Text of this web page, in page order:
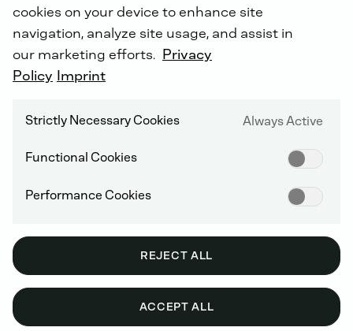
NAKUPUJTE ORIGINÁLNÍ NÁHRADNÍ DÍLY
DEUTZ ONLINE
ZAREGISTRUJTE SE A NAKUPUJTE HNED TEĎ
cookies on your device to enhance site
navigation, analyze site usage, and assist in
our marketing efforts. Privacy
Policy Imprint
Strictly Necessary Cookies Always Active
Functional Cookies
Performance Cookies
REJECT ALL
ACCEPT ALL